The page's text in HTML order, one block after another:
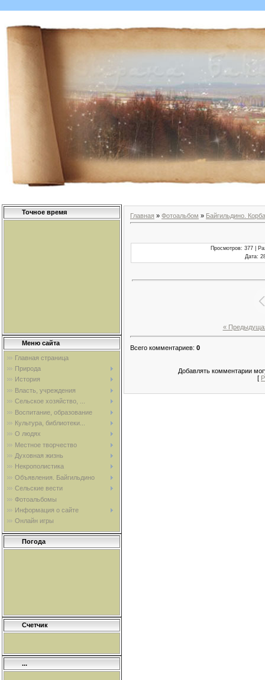
Точное время
Меню сайта
Главная страница
Природа
История
Власть, учреждения
Сельское хозяйство, ...
Воспитание, образование
Культура, библиотеки...
О людях
Местное творчество
Духовная жизнь
Некрополистика
Объявления. Байгильдино
Сельские вести
Фотоальбомы
Информация о сайте
Онлайн игры
Погода
Счетчик
...
Главная » Фотоальбом » Байгильдино.
Просмотров: 377 |
Дата:
«
Всего комментариев: 0
Добавлять комментарии
[